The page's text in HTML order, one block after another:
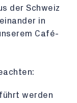
der Schweiz
in
Café-
werden